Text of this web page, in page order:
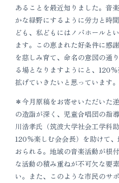
あることを最近知りました。音
かな緑野にするように労力と時
ども、私どもにはノバホールと
ます。この恵まれた好条件に感
を慈しみ育て、命名の意図の通
る場となりますようにと、120
拡げていきたいと思っています
＊今月原稿をお寄せいただいた
の造詣が深く、児童合唱団の指
川浩孝氏（筑波大学社会工学科
120％楽しむ会会長）を助けて
おられる。地域の音楽活動が根
な活動の積み重ねが不可欠な要
い。また、このような市民のサ